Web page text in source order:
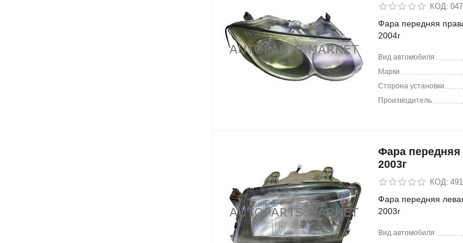
КОД:
Фара передняя
2004г
Вид автомобиля
Марки
Сторона установки
Производитель
Фара передняя
2003г
КОД:
Фара передняя
2003г
Вид автомобиля